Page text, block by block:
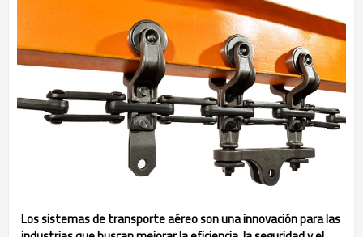
Los sistemas de transporte aéreo son una innovación para las